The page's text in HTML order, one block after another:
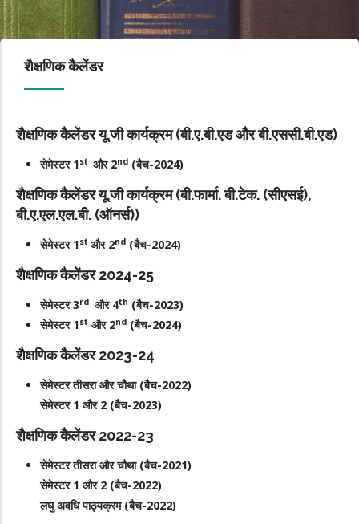
शैक्षणिक कैलेंडर
शैक्षणिक कैलेंडर यू.जी कार्यक्रम (बी.ए.बी.एड और बी.एससी.बी.एड)
सेमेस्टर 1st और 2nd (बैच-2024)
शैक्षणिक कैलेंडर यू.जी कार्यक्रम (बी.फार्मा. बी.टेक. (सीएसई),
बी.ए.एल.एल.बी. (ऑनर्स))
सेमेस्टर 1st और 2nd (बैच-2024)
शैक्षणिक कैलेंडर 2024-25
सेमेस्टर 3rd और 4th (बैच-2023)
सेमेस्टर 1st और 2nd (बैच-2024)
शैक्षणिक कैलेंडर 2023-24
सेमेस्टर तीसरा और चौथा (बैच-2022)
सेमेस्टर 1 और 2 (बैच-2023)
शैक्षणिक कैलेंडर 2022-23
सेमेस्टर तीसरा और चौथा (बैच-2021)
सेमेस्टर 1 और 2 (बैच-2022)
लघु अवधि पाठ्यक्रम (बैच-2022)